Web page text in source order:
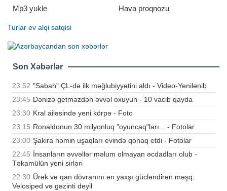
Mp3 yukle
Hava proqnozu
Turlar ev alqi satqisi
Son Xəbərlər
23:52 "Sabah" ÇL-də ilk məğlubiyyətini aldı - Video-Yenilənib
23:45 Dənizə getməzdən əvvəl oxuyun - 10 vacib qayda
23:30 Kral ailəsində yeni körpə - Foto
23:15 Ronaldonun 30 milyonluq "oyuncaq"ları... - Fotolar
23:00 Şakira həmin uşaqları evində qonaq etdi - Fotolar
22:45 İnsanların əvvəllər məlum olmayan əcdadları olub -
Təkamülün yeni sirləri
22:30 Ürək və qan dövranını ən yaxşı gücləndirən məşq:
Velosiped və gəzinti deyil